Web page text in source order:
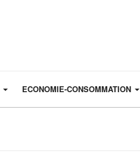
ECONOMIE-CONSOMMATION